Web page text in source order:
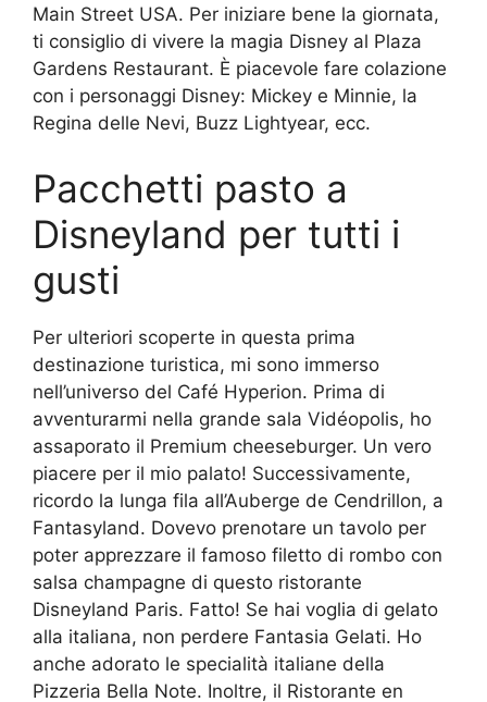
Main Street USA. Per iniziare bene la giornata,
ti consiglio di vivere la magia Disney al Plaza
Gardens Restaurant. È piacevole fare colazione
con i personaggi Disney: Mickey e Minnie, la
Regina delle Nevi, Buzz Lightyear, ecc.
Pacchetti pasto a
Disneyland per tutti i
gusti
Per ulteriori scoperte in questa prima
destinazione turistica, mi sono immerso
nell’universo del Café Hyperion. Prima di
avventurarmi nella grande sala Vidéopolis, ho
assaporato il Premium cheeseburger. Un vero
piacere per il mio palato! Successivamente,
ricordo la lunga fila all’Auberge de Cendrillon, a
Fantasyland. Dovevo prenotare un tavolo per
poter apprezzare il famoso filetto di rombo con
salsa champagne di questo ristorante
Disneyland Paris. Fatto! Se hai voglia di gelato
alla italiana, non perdere Fantasia Gelati. Ho
anche adorato le specialità italiane della
Pizzeria Bella Note. Inoltre, il Ristorante en